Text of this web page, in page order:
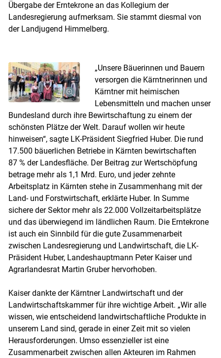
Übergabe der Erntekrone an das Kollegium der
Landesregierung aufmerksam. Sie stammt diesmal von
der Landjugend Himmelberg.
„Unsere Bäuerinnen und Bauern
versorgen die Kärntnerinnen und
Kärntner mit heimischen
Lebensmitteln und machen unser
Bundesland durch ihre Bewirtschaftung zu einem der
schönsten Plätze der Welt. Darauf wollen wir heute
hinweisen“, sagte LK-Präsident Siegfried Huber. Die rund
17.500 bäuerlichen Betriebe in Kärnten bewirtschaften
87 % der Landesfläche. Der Beitrag zur Wertschöpfung
betrage mehr als 1,1 Mrd. Euro, und jeder zehnte
Arbeitsplatz in Kärnten stehe in Zusammenhang mit der
Land- und Forstwirtschaft, erklärte Huber. In Summe
sichere der Sektor mehr als 22.000 Vollzeitarbeitsplätze
und das überwiegend im ländlichen Raum. Die Erntekrone
ist auch ein Sinnbild für die gute Zusammenarbeit
zwischen Landesregierung und Landwirtschaft, die LK-
Präsident Huber, Landeshauptmann Peter Kaiser und
Agrarlandesrat Martin Gruber hervorhoben.
Kaiser dankte der Kärntner Landwirtschaft und der
Landwirtschaftskammer für ihre wichtige Arbeit. „Wir alle
wissen, wie entscheidend landwirtschaftliche Produkte in
unserem Land sind, gerade in einer Zeit mit so vielen
Herausforderungen. Umso essenzieller ist eine
Zusammenarbeit zwischen allen Akteuren im Rahmen